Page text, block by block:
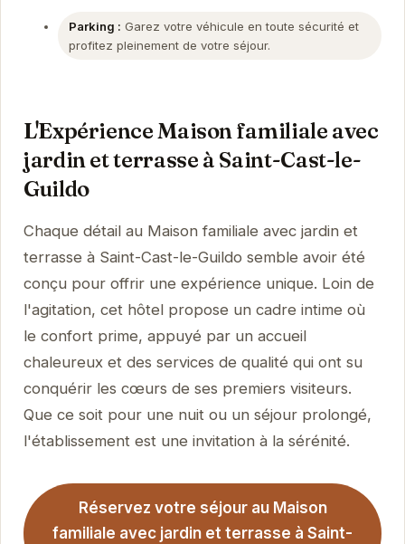
Parking : Garez votre véhicule en toute sécurité et
profitez pleinement de votre séjour.
L'Expérience Maison familiale avec
jardin et terrasse à Saint-Cast-le-
Guildo
Chaque détail au Maison familiale avec jardin et
terrasse à Saint-Cast-le-Guildo semble avoir été
conçu pour offrir une expérience unique. Loin de
l'agitation, cet hôtel propose un cadre intime où
le confort prime, appuyé par un accueil
chaleureux et des services de qualité qui ont su
conquérir les cœurs de ses premiers visiteurs.
Que ce soit pour une nuit ou un séjour prolongé,
l'établissement est une invitation à la sérénité.
Réservez votre séjour au Maison
familiale avec jardin et terrasse à Saint-